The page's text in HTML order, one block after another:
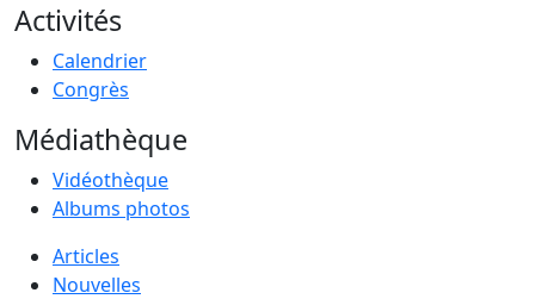
Activités
Calendrier
Congrès
Médiathèque
Vidéothèque
Albums photos
Articles
Nouvelles